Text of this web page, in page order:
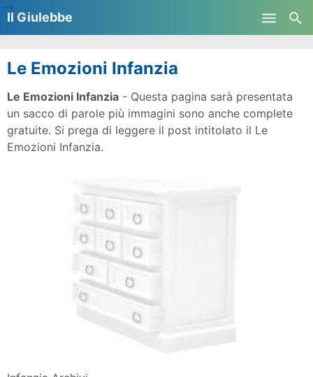
Il Giulebbe
Le Emozioni Infanzia
Le Emozioni Infanzia - Questa pagina sarà presentata
un sacco di parole più immagini sono anche complete
gratuite. Si prega di leggere il post intitolato il Le
Emozioni Infanzia.